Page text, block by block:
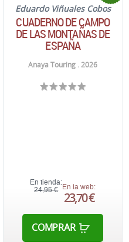
Eduardo Viñuales Cobos
CUADERNO DE CAMPO
DE LAS MONTAÑAS DE
ESPAÑA
Anaya Touring . 2026
En tienda:
24,95 €
En la web:
23,70 €
COMPRAR